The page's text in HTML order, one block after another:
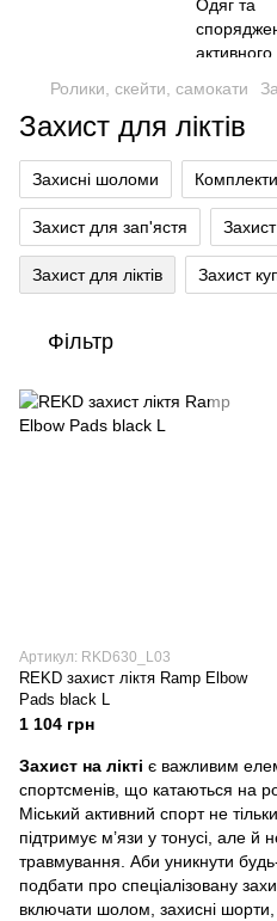
Ролики, скейти, самокати
Захист для ліктів
Захисні шоломи
Захист для зап'ястя
Захист для ліктів Захист
Фільтр
Артикул: RKD630_L03
REKD захист ліктя Ramp Elbow
Pads black L
1 104 грн
Захист на лікті є важливим
спортсменів, що катаються на
Міський активний спорт не
підтримує м’язи у тонусі, але й
травмування. Аби уникнути
подбати про спеціалізовану
включати шолом, захисні шорти,